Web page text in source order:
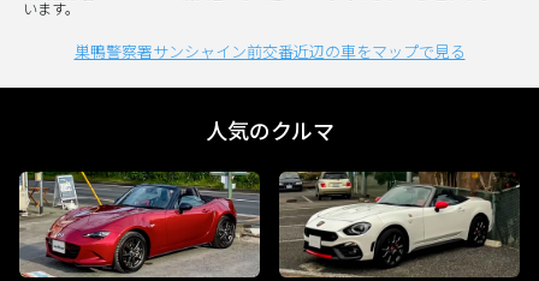
います。
巣鴨警察署サンシャイン前交番近辺の車をマップで見る
人気のクルマ